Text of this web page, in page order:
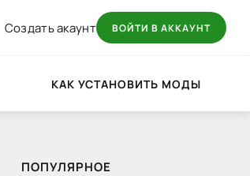
Создать акаунт ВОЙТИ В АККАУНТ
КАК УСТАНОВИТЬ МОДЫ
ПОПУЛЯРНОЕ